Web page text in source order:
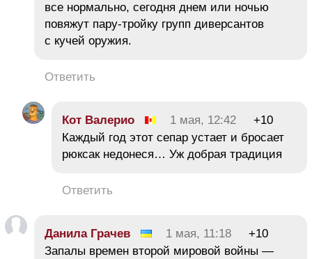
все нормально, сегодня днем или ночью
повяжут пару-тройку групп диверсантов
с кучей оружия.
Ответить
Кот Валерио 1 мая, 12:42
+10
Каждый год этот сепар устает и бросает
рюксак недонеся… Уж добрая традиция
Ответить
Данила Грачев 1 мая, 11:18
+10
Запалы времен второй мировой войны —